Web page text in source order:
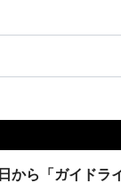
から「ガイドラ